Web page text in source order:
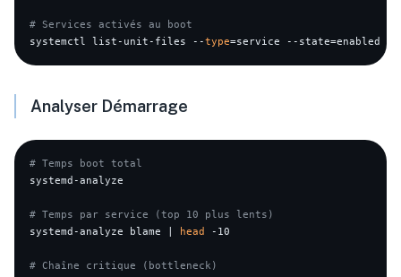
# Services activés au boot
systemctl list-unit-files --type
Analyser Démarrage
# Temps boot total
systemd-analyze
# Temps par service (top 10 plus lents)
systemd-analyze blame |
head -10
# Chaîne critique (bottleneck)